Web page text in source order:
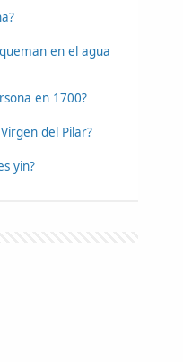
en el agua
en 1700?
del Pilar?
yin?